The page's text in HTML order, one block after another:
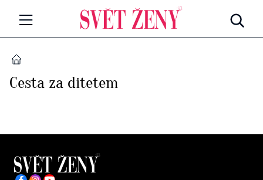
CELEBRITY
Všechny kategorie
ZDRAVÍ
DOMŮ
Cesta za ditetem